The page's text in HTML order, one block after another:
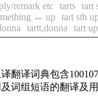
remark etc tarts tart
↔ up tart sth
tartt,donna tart up
翻译词典包含
词组短语的翻译及